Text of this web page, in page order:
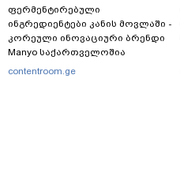
ფერმენტირებული
ინგრედიენტები კანის მოვლაში -
კორეული ინოვაციური ბრენდი
Manyo საქართველოშია
contentroom.ge